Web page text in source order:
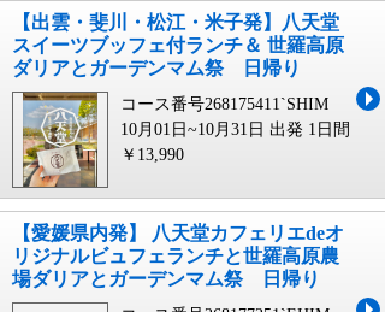
【出雲・斐川・松江・米子発】八天堂
スイーツブッフェ付ランチ＆ 世羅高原
ダリアとガーデンマム祭 日帰り
コース番号268175411`SHIM
10月01日~10月31日 出発 1日間
￥13,990
【愛媛県内発】 八天堂カフェリエdeオ
リジナルビュフェランチと世羅高原農
場ダリアとガーデンマム祭 日帰り